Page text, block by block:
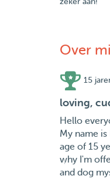
Over
15
loving,
Hello
My name
age of 15
why I'm
and dog